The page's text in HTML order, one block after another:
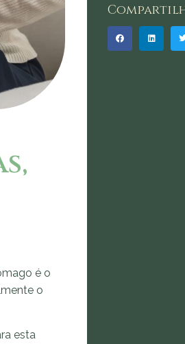
é o
o
esta